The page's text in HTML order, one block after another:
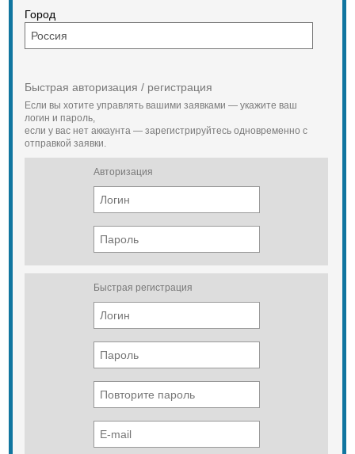
Город
Быстрая авторизация / регистрация
Если вы хотите управлять вашими заявками — укажите ваш
логин и пароль,
если у вас нет аккаунта — зарегистрируйтесь одновременно с
отправкой заявки.
Авторизация
Быстрая регистрация